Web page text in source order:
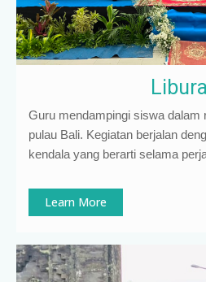
Guru mendampingi siswa dalam
pulau Bali. Kegiatan berjalan
kendala yang berarti selama
Learn More